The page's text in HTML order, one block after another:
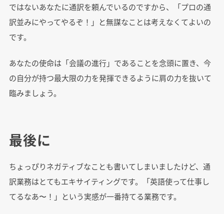
ではないあなたに通訳を頼んでいるのですから、「プロの通
訳並みにやってやるぞ！」と無謀なことは考えなくてよいの
です。
あなたの使命は「会議の進行」であることを念頭に置き、今
の自分が持つ最大限の力を発揮できるように肩の力を抜いて
臨みましょう。
最後に
ちょっぴりネガティブなことも書いてしまいましたけど、通
訳業務はとてもエキサイティングです。「英語使って仕事し
てるなあ〜！」という実感が一番持てる業務です。